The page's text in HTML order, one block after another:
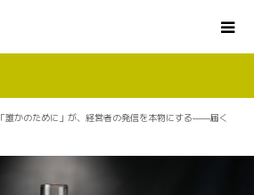
「誰かのために」が、経営者の発信を本物にする——届く